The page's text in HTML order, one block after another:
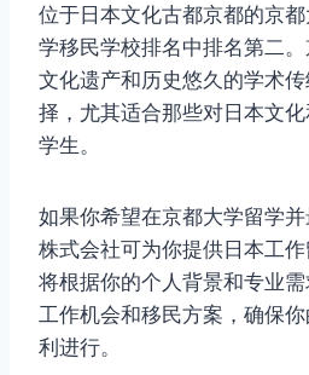
位于日本文化古都京都的京
学移民学校排名中排名第二
文化遗产和历史悠久的学术
择，尤其适合那些对日本文
学生。
如果你希望在京都大学留学
株式会社可为你提供日本工
将根据你的个人背景和专业
工作机会和移民方案，确保
利进行。